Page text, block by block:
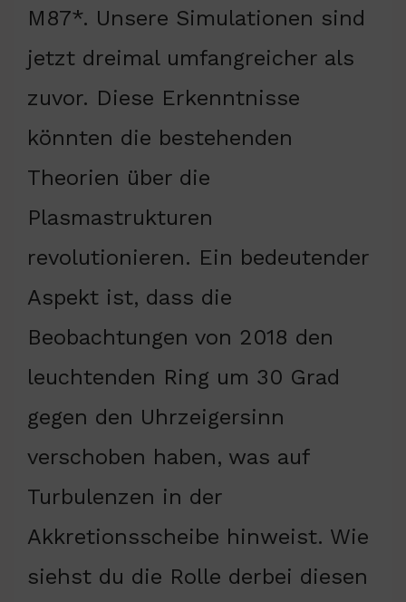
M87*. Unsere Simulationen sind
jetzt dreimal umfangreicher als
zuvor. Diese Erkenntnisse
könnten die bestehenden
Theorien über die
Plasmastrukturen
revolutionieren. Ein bedeutender
Aspekt ist, dass die
Beobachtungen von 2018 den
leuchtenden Ring um 30 Grad
gegen den Uhrzeigersinn
verschoben haben, was auf
Turbulenzen in der
Akkretionsscheibe hinweist. Wie
siehst du die Rolle derbei diesen